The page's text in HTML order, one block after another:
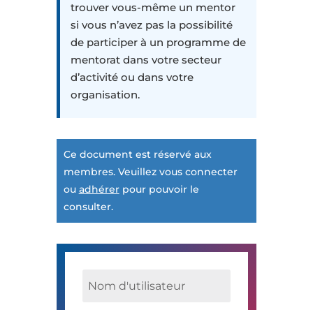
trouver vous-même un mentor
si vous n’avez pas la possibilité
de participer à un programme de
mentorat dans votre secteur
d’activité ou dans votre
organisation.
Ce document est réservé aux
membres. Veuillez vous connecter
ou adhérerpour pouvoir le
consulter.